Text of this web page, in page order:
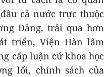
cả nước trực thuộc
Đảng, trải qua hơn
triển, Viện Hàn lâm
cấp luận cứ khoa học
lối, chính sách của